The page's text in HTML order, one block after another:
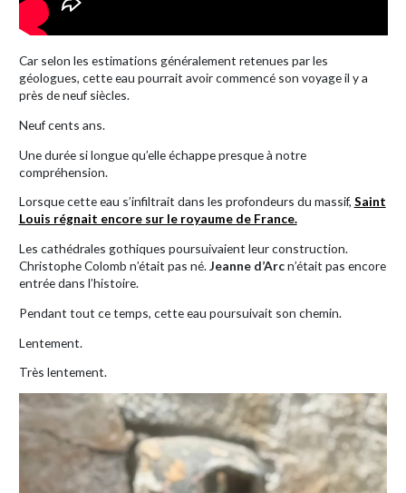
Car selon les estimations généralement retenues par les
géologues, cette eau pourrait avoir commencé son voyage il y a
près de neuf siècles.
Neuf cents ans.
Une durée si longue qu’elle échappe presque à notre
compréhension.
Lorsque cette eau s’infiltrait dans les profondeurs du massif, Saint
Louis régnait encore sur le royaume de France.
Les cathédrales gothiques poursuivaient leur construction.
Christophe Colomb n’était pas né.Jeanne d’Arcn’était pas encore
entrée dans l’histoire.
Pendant tout ce temps, cette eau poursuivait son chemin.
Lentement.
Très lentement.